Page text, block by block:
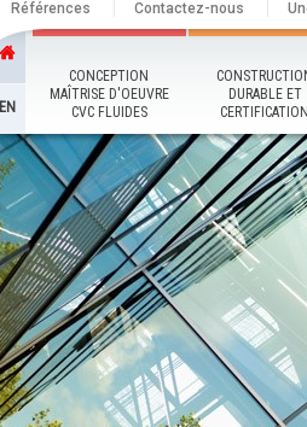
Références Contactez-nous
EN
CONCEPTION
MAÎTRISE D'OEUVRE
CVC FLUIDES
DURABLE ET